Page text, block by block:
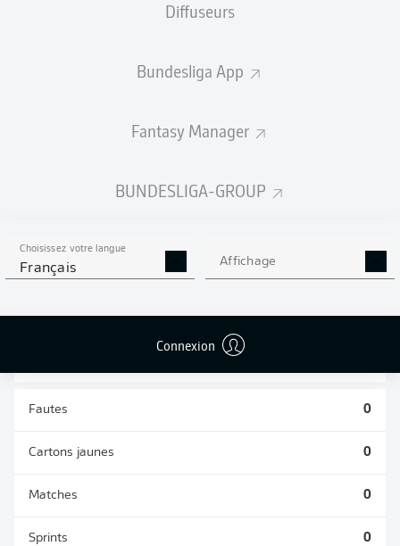
Diffuseurs
Bundesliga App
Fantasy Manager
BUNDESLIGA-GROUP
Choisissez votre langue
Français Affichage
Connexion
STATS DE LA SAISON
2024/2025
0 0
Fautes 0
Cartons jaunes 0
Matches 0
Sprints 0